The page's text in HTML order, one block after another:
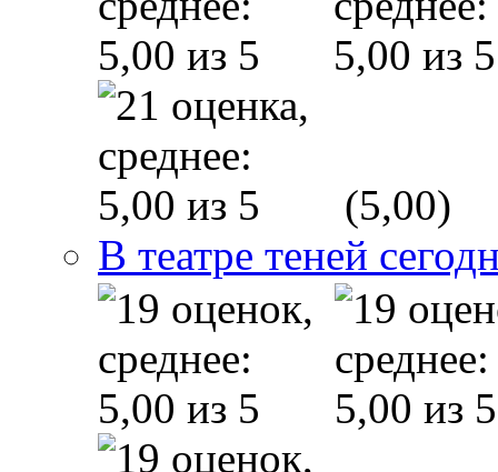
(5,00)
В театре теней